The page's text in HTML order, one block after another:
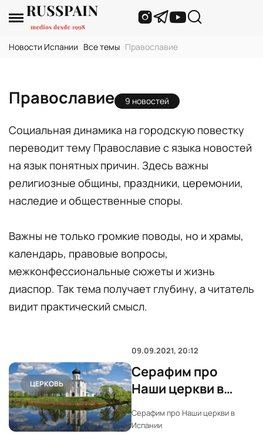
Новости Испании Все темы Православие
Православие 9 новостей
Социальная динамика на городскую повестку
переводит тему Православие с языка новостей
на язык понятных причин. Здесь важны
религиозные общины, праздники, церемонии,
наследие и общественные споры.
Важны не только громкие поводы, но и храмы,
календарь, правовые вопросы,
межконфессиональные сюжеты и жизнь
диаспор. Так тема получает глубину, а читатель
видит практический смысл.
ЦЕРКОВЬ
09.09.2021, 20:12
Серафим про
Наши церкви в
Испании
Серафим про Наши церкви в
Испании